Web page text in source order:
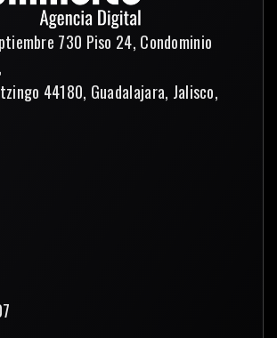
730 Piso 24, Condominio
44180, Guadalajara, Jalisco,